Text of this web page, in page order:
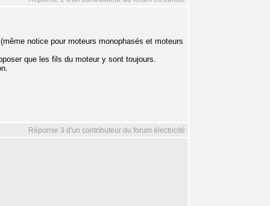
notice pour moteurs monophasés et moteurs
que les fils du moteur y sont toujours.
Réponse 3 d'un contributeur du forum électricité